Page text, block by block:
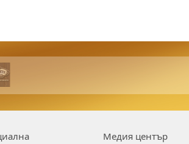
Медия център